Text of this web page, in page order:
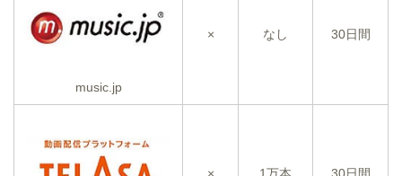
music.jp
× なし 30日間